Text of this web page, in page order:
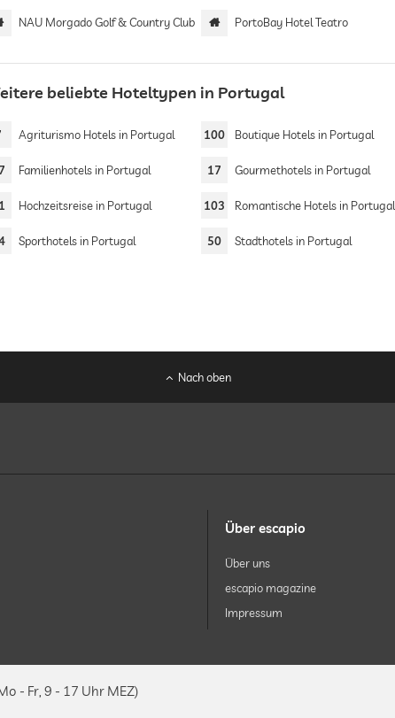
NAU Morgado Golf & Country Club PortoBay Hotel Teatro
beliebte Hoteltypen in Portugal
Agriturismo Hotels in Portugal 100 Boutique Hotels in Portugal
Familienhotels in Portugal 17 Gourmethotels in Portugal
Hochzeitsreise in Portugal 103 Romantische Hotels in Portugal
Sporthotels in Portugal 50 Stadthotels in Portugal
Nach oben
Über escapio
Über uns
escapio magazine
Impressum
- Fr, 9 - 17 Uhr MEZ)